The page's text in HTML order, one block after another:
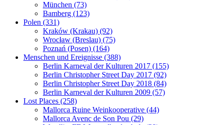
München (73)
Bamberg (123)
Polen (331)
Kraków (Krakau) (92)
Wrocław (Breslau) (75)
Poznań (Posen) (164)
Menschen und Ereignisse (388)
Berlin Karneval der Kulturen 2017 (155)
Berlin Christopher Street Day 2017 (92)
Berlin Christopher Street Day 2018 (84)
Berlin Karneval der Kulturen 2009 (57)
Lost Places (258)
Mallorca Ruine Weinkooperative (44)
Mallorca Avenc de Son Pou (29)